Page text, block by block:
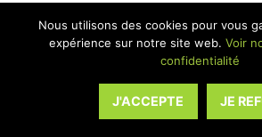
Nous utilisons des cookies pour vous
expérience sur notre site web. Voir
confidentialité
J'ACCEPTE JE